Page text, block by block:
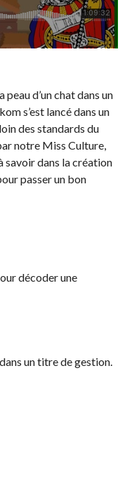
peau d’un chat dans un
s’est lancé dans un
des standards du
notre Miss Culture,
savoir dans la création
passer un bon
décoder une
un titre de gestion.